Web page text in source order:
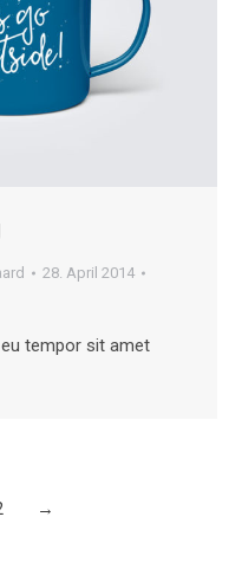
28. April 2014
tempor sit amet
→